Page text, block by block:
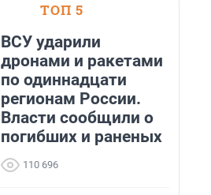
ТОП 5
ВСУ ударили
дронами и ракетами
по одиннадцати
регионам России.
Власти сообщили о
погибших и раненых
110 696